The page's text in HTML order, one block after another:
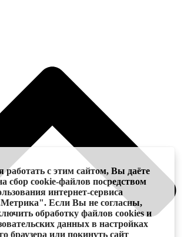
работать с этим сайтом, Вы даёте
сбор cookie-файлов посредством
интернет-сервиса
Если Вы не согласны,
обработку файлов cookies и
данных в настройках
браузера или покинуть сайт